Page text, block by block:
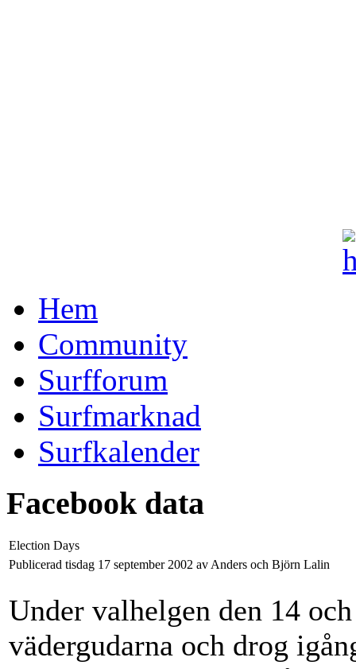
Hem
Community
Surfforum
Surfmarknad
Surfkalender
Facebook data
Election Days
Publicerad tisdag 17 september 2002 av Anders och Björn Lalin
Under valhelgen den 14
vädergudarna och drog